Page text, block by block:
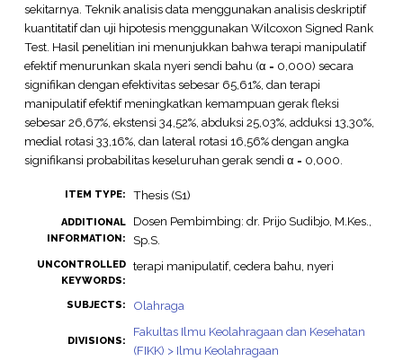
sekitarnya. Teknik analisis data menggunakan analisis deskriptif
kuantitatif dan uji hipotesis menggunakan Wilcoxon Signed Rank
Test. Hasil penelitian ini menunjukkan bahwa terapi manipulatif
efektif menurunkan skala nyeri sendi bahu (α = 0,000) secara
signifikan dengan efektivitas sebesar 65,61%, dan terapi
manipulatif efektif meningkatkan kemampuan gerak fleksi
sebesar 26,67%, ekstensi 34,52%, abduksi 25,03%, adduksi 13,30%,
medial rotasi 33,16%, dan lateral rotasi 16,56% dengan angka
signifikansi probabilitas keseluruhan gerak sendi α = 0,000.
ITEM TYPE: Thesis (S1)
ADDITIONAL
INFORMATION:
Dosen Pembimbing: dr. Prijo Sudibjo, M.Kes.,
Sp.S.
UNCONTROLLED
KEYWORDS:
terapi manipulatif, cedera bahu, nyeri
SUBJECTS: Olahraga
DIVISIONS:
Fakultas Ilmu Keolahragaan dan Kesehatan
(FIKK) > Ilmu Keolahragaan